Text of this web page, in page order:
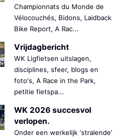
Championnats du Monde de
Vélocouchés, Bidons, Laidback
Bike Report, A Rac...
Vrijdagbericht
WK Ligfietsen uitslagen,
disciplines, sfeer, blogs en
foto's, A Race in the Park,
petitie fietspa...
WK 2026 succesvol
verlopen.
Onder een werkelijk ‘stralende’